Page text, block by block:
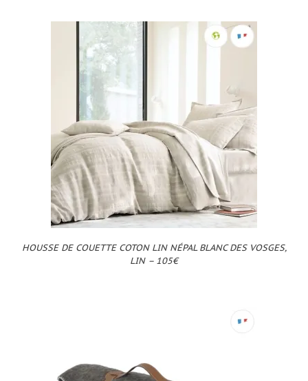
HOUSSE DE COUETTE COTON LIN NÉPAL BLANC DES VOSGES,
LIN – 105€